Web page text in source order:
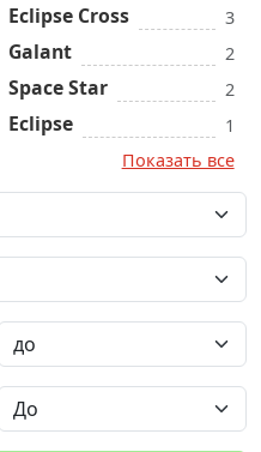
Eclipse Cross 3
Galant 2
Space Star 2
Eclipse
1
Показать все